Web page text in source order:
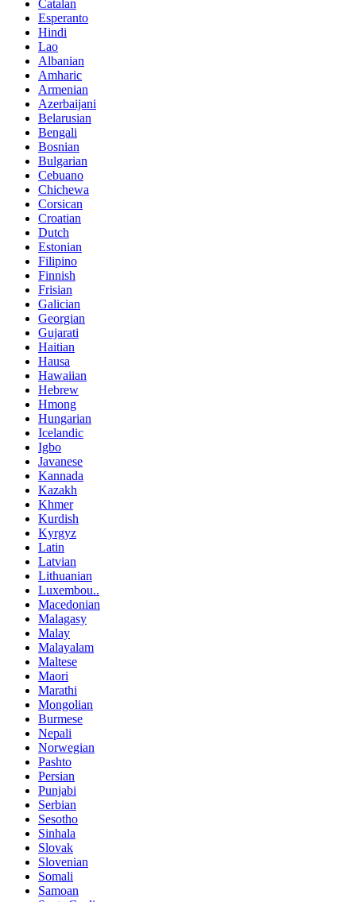
Catalan
Esperanto
Hindi
Lao
Albanian
Amharic
Armenian
Azerbaijani
Belarusian
Bengali
Bosnian
Bulgarian
Cebuano
Chichewa
Corsican
Croatian
Dutch
Estonian
Filipino
Finnish
Frisian
Galician
Georgian
Gujarati
Haitian
Hausa
Hawaiian
Hebrew
Hmong
Hungarian
Icelandic
Igbo
Javanese
Kannada
Kazakh
Khmer
Kurdish
Kyrgyz
Latin
Latvian
Lithuanian
Luxembou..
Macedonian
Malagasy
Malay
Malayalam
Maltese
Maori
Marathi
Mongolian
Burmese
Nepali
Norwegian
Pashto
Persian
Punjabi
Serbian
Sesotho
Sinhala
Slovak
Slovenian
Somali
Samoan